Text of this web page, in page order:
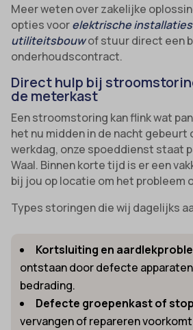
Meer weten over zakelijke
opties voorelektrische
utiliteitsbouwof stuur direct een
onderhoudscontract.
Direct hulp bij
de meterkast
Een stroomstoring kan flink wat
het nu midden in de nacht gebeurt
werkdag, onze spoeddienst staat
Waal. Binnen korte tijd is er een
bij jou op locatie om het probleem
Types storingen die wij dagelijks
Kortsluiting en
ontstaan door defecte
bedrading.
Defecte groepenkast of
vervangen of repareren